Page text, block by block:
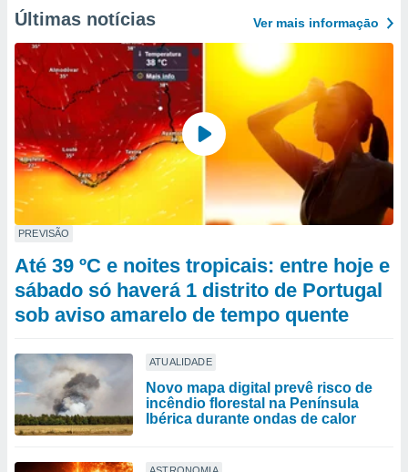
Últimas notícias Ver mais informaçāo
PREVISÃO
Até 39 ºC e noites tropicais: entre hoje e
sábado só haverá 1 distrito de Portugal
sob aviso amarelo de tempo quente
ATUALIDADE
Novo mapa digital prevê risco de
incêndio florestal na Península
Ibérica durante ondas de calor